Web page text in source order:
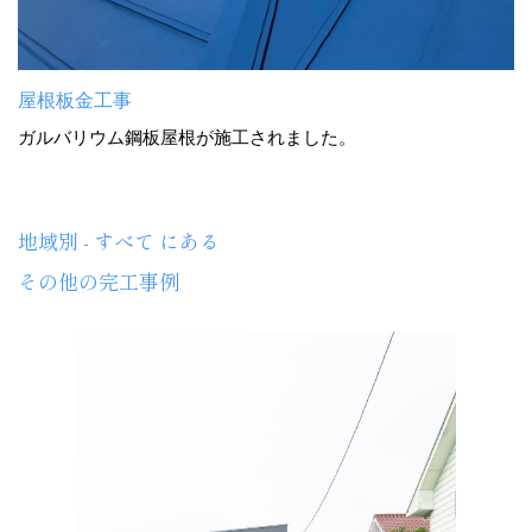
屋根板金工事
ガルバリウム鋼板屋根が施工されました。
地域別 - すべて にある
その他の完工事例